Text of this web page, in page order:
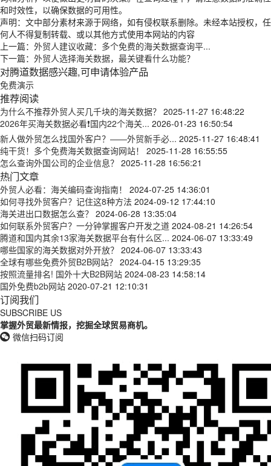
和时效性，以确保数据的可用性。
声明：文中部分素材来源于网络，如有侵权联系删除。未经本站授权，任
何人不得复制转载、或以其他方式使用本网站的内容
上一篇： 外贸人建议收藏：多个免费的海关数据查询平...
下一篇： 外贸人选择海关数据，最关键看什么功能？
对腾道数据感兴趣,可申请体验产品
免费演示
推荐阅读
为什么不推荐外贸人买几千块的海关数据？ 2025-11-27 16:48:22
2026年买海关数据必看❗国内22个海关... 2026-01-23 16:50:54
新人做外贸怎么找国外客户？——外贸新手必... 2025-11-27 16:48:41
纯干货！多个免费海关数据查询网站！
2025-11-28 16:55:55
怎么查询外国公司的企业信息？ 2025-11-28 16:56:21
热门文章
外贸人必看：海关编码查询指南！
2024-07-25 14:36:01
如何寻找外贸客户？记住这8种方法 2024-09-12 17:44:10
海关进出口数据怎么查？ 2024-06-28 13:35:04
如何联系外贸客户？一分钟掌握客户开发之道 2024-08-21 14:26:54
腾道和国内其余13家海关数据平台有什么区... 2024-06-07 13:33:49
哪些国家的海关数据对外开放？ 2024-06-07 13:33:43
全球有哪些免费外贸B2B网站？ 2024-04-15 13:29:35
按照流量排名! 国外十大B2B网站 2024-08-23 14:58:14
国外免费b2b网站 2020-07-21 12:10:31
订阅我们
SUBSCRIBE US
掌握外贸最新情报，挖掘全球贸易商机。
微信扫码订阅